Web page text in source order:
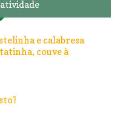
e calabresa
couve à